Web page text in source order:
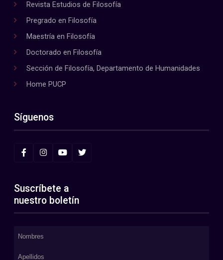
Revista Estudios de Filosofía
Pregrado en Filosofía
Maestría en Filosofía
Doctorado en Filosofía
Sección de Filosofía, Departamento de Humanidades
Home PUCP
Síguenos
Suscríbete a
nuestro boletín